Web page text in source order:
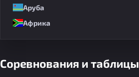
Аруба
Африка
Соревнования и таблицы